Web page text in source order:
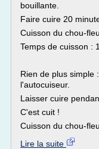
bouillante.
Faire cuire 20
Cuisson du chou-
Temps de cuisson :
Rien de plus simple
l'autocuiseur.
Laisser cuire
C'est cuit !
Cuisson du chou-
Lire la suite